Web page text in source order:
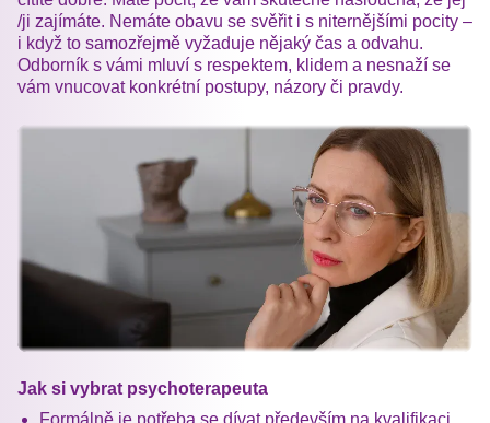
/ji zajímáte. Nemáte obavu se svěřit i s niternějšími pocity –
i když to samozřejmě vyžaduje nějaký čas a odvahu.
Odborník s vámi mluví s respektem, klidem a nesnaží se
vám vnucovat konkrétní postupy, názory či pravdy.
Jak si vybrat psychoterapeuta
Formálně je potřeba se dívat především na kvalifikaci.